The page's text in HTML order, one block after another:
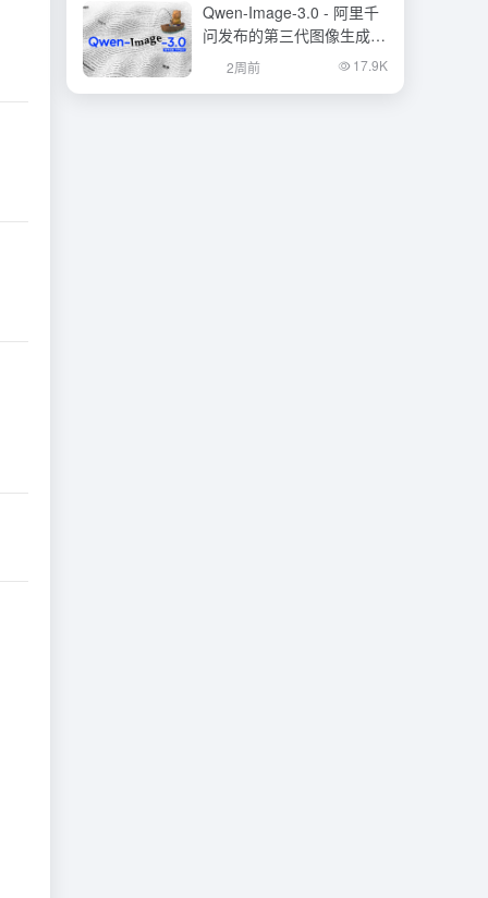
Qwen-Image-3.0 - 阿里千
问发布的第三代图像生成基
础模型
2周前 17.9K